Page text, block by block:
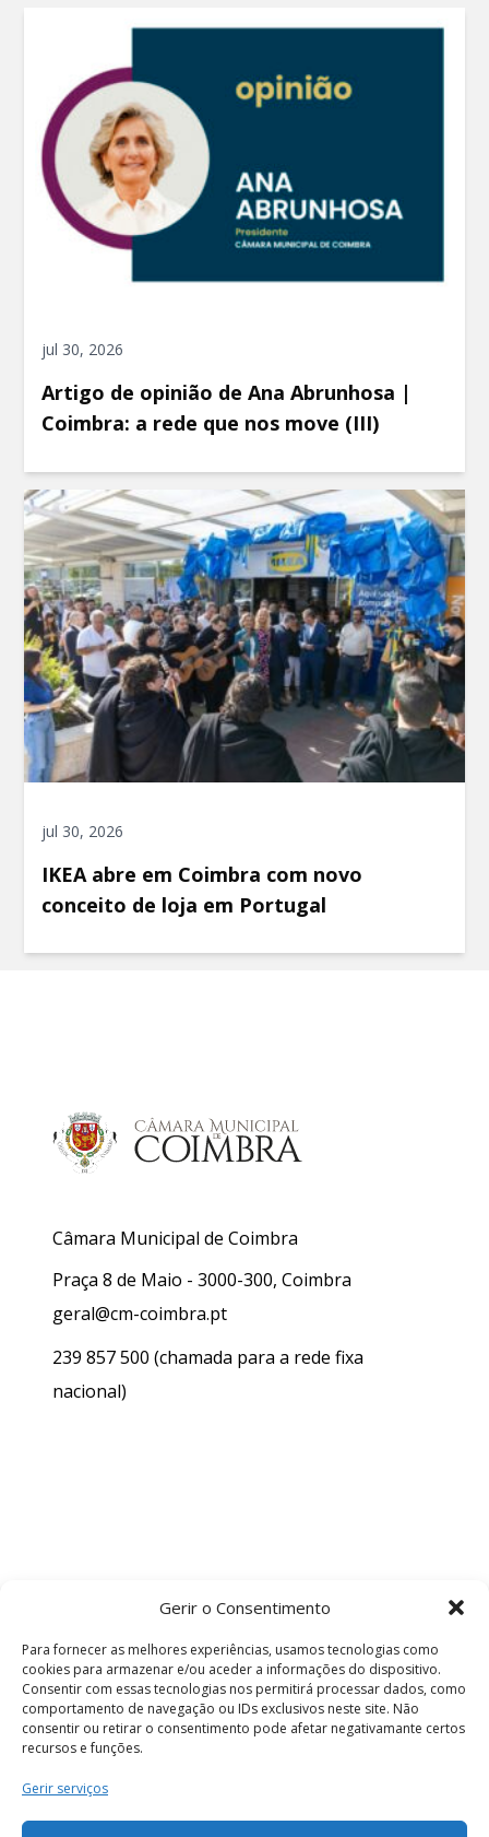
Gerir o Consentimento
Para fornecer as melhores experiências, usamos tecnologias como
cookies para armazenar e/ou aceder a informações do dispositivo.
Consentir com essas tecnologias nos permitirá processar dados, como
comportamento de navegação ou IDs exclusivos neste site. Não
consentir ou retirar o consentimento pode afetar negativamante certos
recursos e funções.
Gerir serviços
jul 30, 2026
Artigo de opinião de Ana Abrunhosa |
Coimbra: a rede que nos move (III)
jul 30, 2026
IKEA abre em Coimbra com novo
conceito de loja em Portugal
Câmara Municipal de Coimbra
Praça 8 de Maio - 3000-300, Coimbra
geral@cm-coimbra.pt
239 857 500 (chamada para a rede fixa
nacional)
Termos e Condições